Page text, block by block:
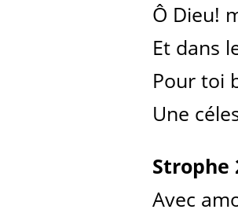
Ô Dieu!
Et dans
Pour toi
Une
Strophe
Avec